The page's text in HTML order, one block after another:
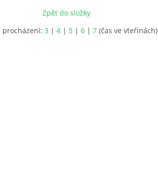
Zpět do složky
procházení: 3 | 4 | 5 | 6 | 7 (čas ve vteřinách)